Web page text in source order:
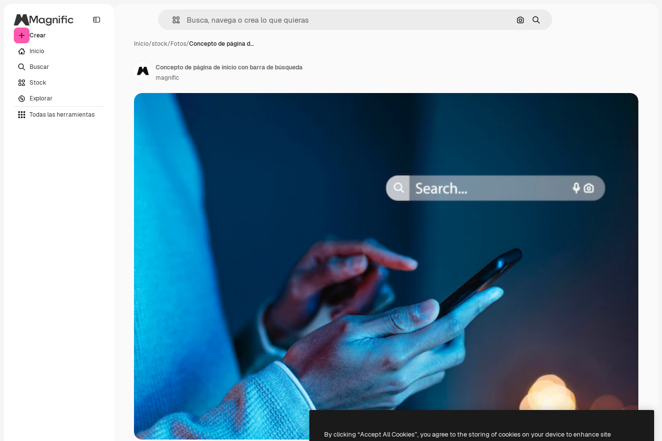
Crear
Inicio
Buscar
Stock
Explorar
Todas las herramientas
Buscar por imagen
Buscar
Inicio/stock/Fotos/Concepto de página d…
Concepto de página de inicio con barra de búsqueda
magnific
By clicking “Accept All Cookies”, you agree to the storing of cookies on your device to enhance site